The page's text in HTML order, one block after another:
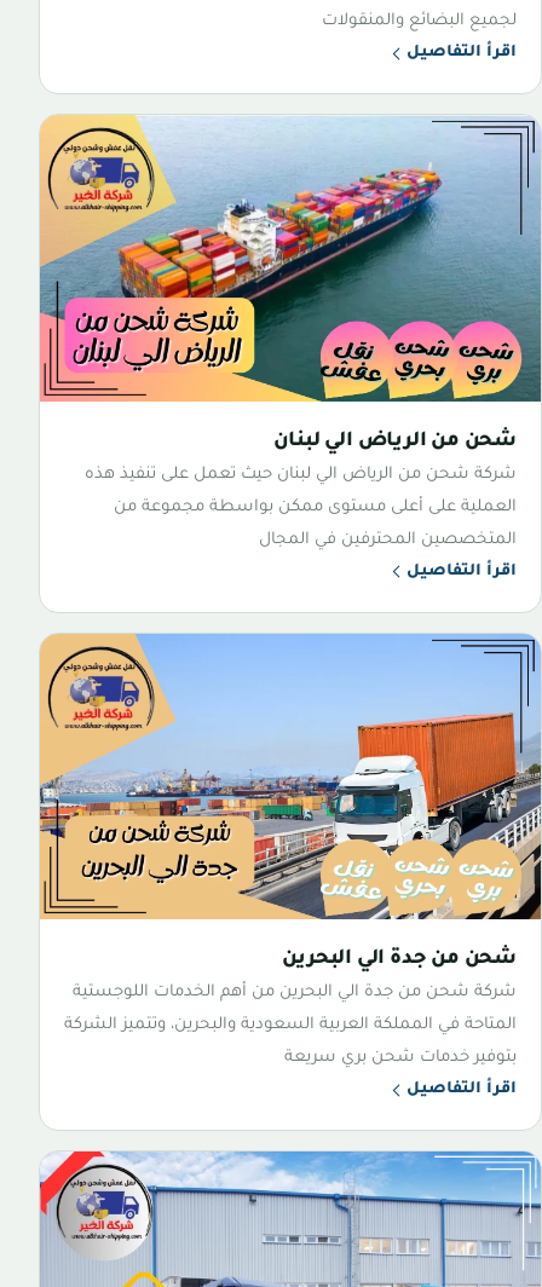
لجميع البضائع والمنقولات
اقرأ التفاصيل
شحن من الرياض الي لبنان
شركة شحن من الرياض الي لبنان حيث تعمل على تنفيذ هذه
العملية على أعلى مستوى ممكن بواسطة مجموعة من
المتخصصين المحترفين في المجال
اقرأ التفاصيل
شحن من جدة الي البحرين
شركة شحن من جدة الي البحرين من أهم الخدمات اللوجستية
المتاحة في المملكة العربية السعودية والبحرين، وتتميز الشركة
بتوفير خدمات شحن بري سريعة
اقرأ التفاصيل